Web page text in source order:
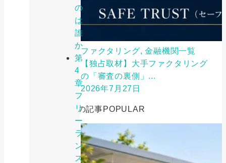
の
は
誰
か
第
4
章
フ
リ
ー
ラ
ン
ス
ファクタリング, 金融機関一覧
【独占取材】大手ファクタリング
の「審査の裏側」...
2026年7月27日
人気の記事POPULAR